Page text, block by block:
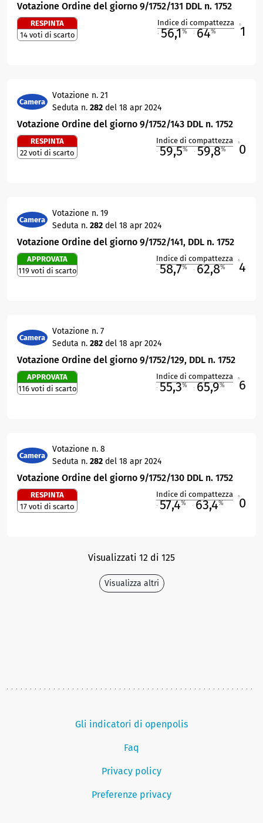
Votazione Ordine del giorno 9/1752/131 DDL n. 1752
RESPINTA
14 voti di scarto
Indice di compattezza
56,1% 64% 1
Camera
Votazione n. 21
Seduta n. 282 del 18 apr 2024
Votazione Ordine del giorno 9/1752/143 DDL n. 1752
RESPINTA
22 voti di scarto
Indice di compattezza
59,5% 59,8% 0
Camera
Votazione n. 19
Seduta n. 282 del 18 apr 2024
Votazione Ordine del giorno 9/1752/141, DDL n. 1752
APPROVATA
119 voti di scarto
Indice di compattezza
58,7% 62,8% 4
Camera
Votazione n. 7
Seduta n. 282 del 18 apr 2024
Votazione Ordine del giorno 9/1752/129, DDL n. 1752
APPROVATA
116 voti di scarto
Indice di compattezza
55,3% 65,9% 6
Camera
Votazione n. 8
Seduta n. 282 del 18 apr 2024
Votazione Ordine del giorno 9/1752/130 DDL n. 1752
RESPINTA
17 voti di scarto
Indice di compattezza
57,4% 63,4% 0
Visualizzati 12 di 125
Visualizza altri
Gli indicatori di openpolis
Faq
Privacy policy
Preferenze privacy